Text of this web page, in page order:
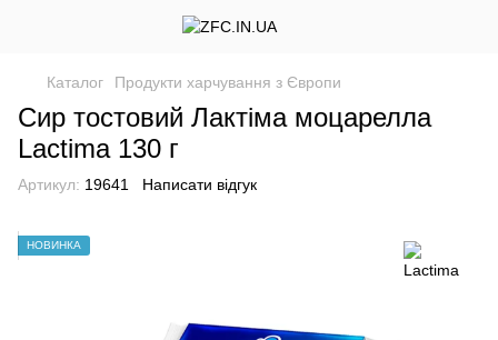
Каталог Продукти харчування з Європи
Сир тостовий Лактіма моцарелла
Lactima 130 г
Артикул: 19641 Написати відгук
НОВИНКА